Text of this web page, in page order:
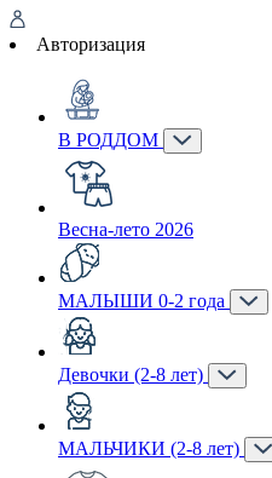
Авторизация
В РОДДОМ
Весна-лето 2026
МАЛЫШИ 0-2 года
Девочки (2-8 лет)
МАЛЬЧИКИ (2-8 лет)